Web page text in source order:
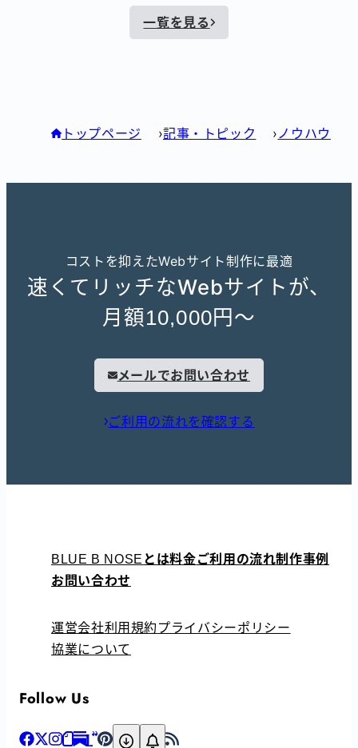
一覧を見る
トップページ 記事・トピック ノウハウ
コストを抑えたWebサイト制作に最適
速くてリッチなWebサイトが、
月額10,000円〜
メールでお問い合わせ
ご利用の流れを確認する
BLUE B NOSE とは料金ご利用の流れ制作事例
お問い合わせ
運営会社利用規約 プライバシーポリシー
協業について
Follow Us